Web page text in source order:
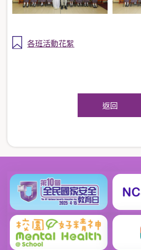
各班活動花絮
返回